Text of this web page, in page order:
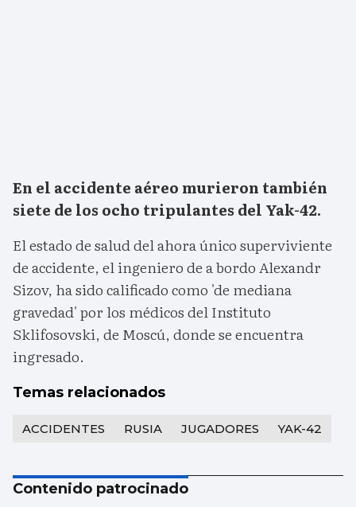
En el accidente aéreo murieron también
siete de los ocho tripulantes del Yak-42.
El estado de salud del ahora único superviviente
de accidente, el ingeniero de a bordo Alexandr
Sizov, ha sido calificado como 'de mediana
gravedad' por los médicos del Instituto
Sklifosovski, de Moscú, donde se encuentra
ingresado.
Temas relacionados
ACCIDENTES RUSIA JUGADORES YAK-42
Contenido patrocinado